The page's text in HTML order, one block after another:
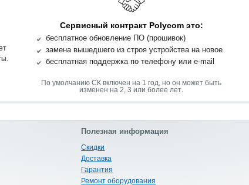
Сервисный контракт Polycom это:
бесплатное обновление ПО (прошивок)
замена вышедшего из строя устройства на новое
бесплатная поддержка по телефону или e-mail
По умолчанию СК включен на 1 год, но он может быть
изменен на 2, 3 или более лет.
Полезная информация
Скидки
Доставка
Гарантия
Ремонт оборудования